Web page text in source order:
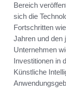
Bereich
sich die
Fortschritten
Jahren und den
Unternehmen
Investitionen in
Künstliche